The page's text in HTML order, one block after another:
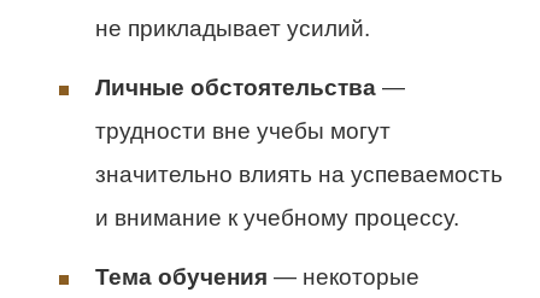
не прикладывает усилий.
Личные обстоятельства —
трудности вне учебы могут
значительно влиять на успеваемость
и внимание к учебному процессу.
Тема обучения — некоторые